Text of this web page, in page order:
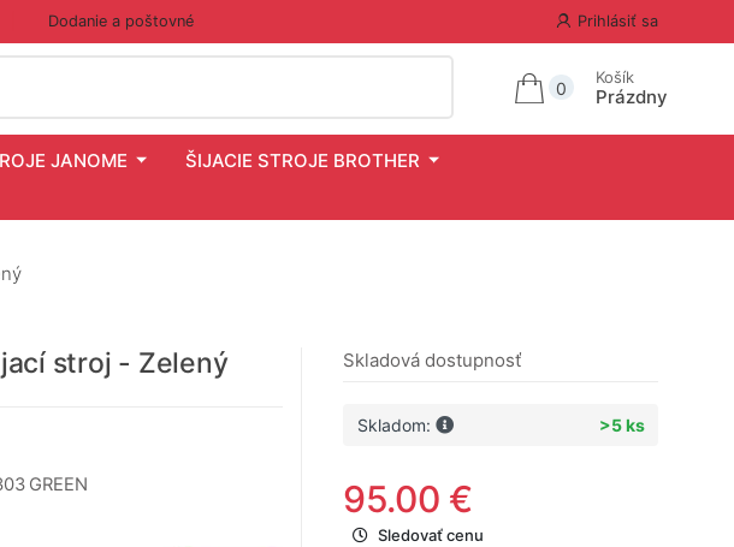
Dodanie a poštovné Prihlásiť sa
0
Košík
Prázdny
JANOME
ŠIJACIE STROJE BROTHER
stroj - Zelený
GREEN
Skladová dostupnosť
Skladom: >5 ks
95.00 €
Sledovať cenu